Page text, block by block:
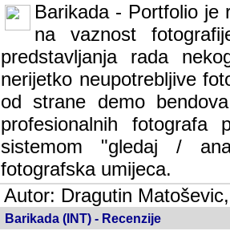
Barikada - Portfolio je
na vaznost
predstavljanja rada
nerijetko neupotrebljive
od strane demo
profesionalnih fotografa
sistemom "gledaj /
fotografska umijeca.
Autor: Dragutin
Barikada (INT) - Recenzije